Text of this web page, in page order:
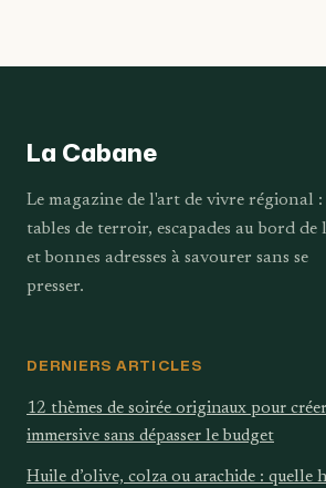
béarnais
La Cabane
Le magazine de l'art de vivre régional :
tables de terroir, escapades au bord de
et bonnes adresses à savourer sans se
presser.
DERNIERS ARTICLES
12 thèmes de soirée originaux pour
immersive sans dépasser le budget
Huile d’olive, colza ou arachide : quelle